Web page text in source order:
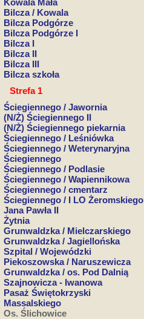
Kowala Mała
Bilcza / Kowala
Bilcza Podgórze
Bilcza Podgórze I
Bilcza I
Bilcza II
Bilcza III
Bilcza szkoła
Strefa 1
Ściegiennego / Jawornia
(N/Ż) Ściegiennego II
(N/Ż) Ściegiennego piekarnia
Ściegiennego / Leśniówka
Ściegiennego / Weterynaryjna
Ściegiennego
Ściegiennego / Podlasie
Ściegiennego / Wapiennikowa
Ściegiennego / cmentarz
Ściegiennego / I LO Żeromskiego
Jana Pawła II
Żytnia
Grunwaldzka / Mielczarskiego
Grunwaldzka / Jagiellońska
Szpital / Wojewódzki
Piekoszowska / Naruszewicza
Grunwaldzka / os. Pod Dalnią
Szajnowicza - Iwanowa
Pasaż Świętokrzyski
Massalskiego
Os. Ślichowice